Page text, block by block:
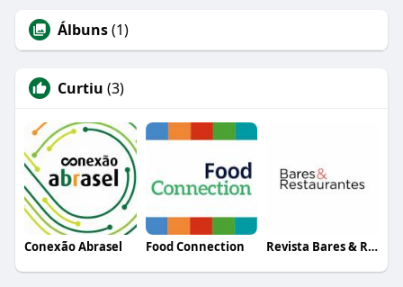
Álbuns(1)
Curtiu (3)
Conexão Abrasel Food Connection Revista Bares & Restaurantes